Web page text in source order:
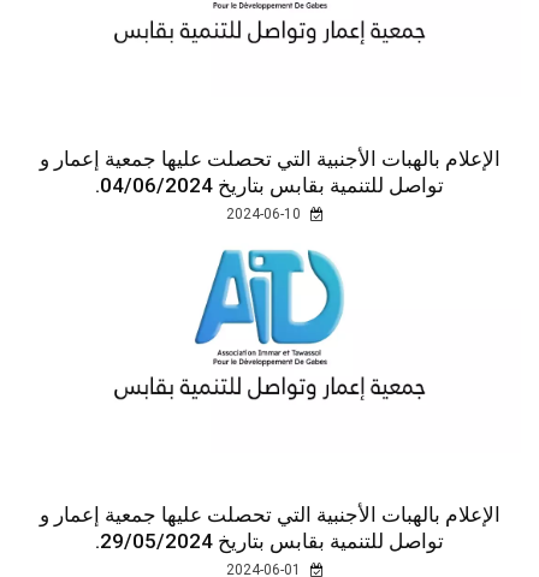
الإعلام بالهبات الأجنبية التي تحصلت عليها جمعية إعمار و
تواصل للتنمية بقابس بتاريخ 04/06/2024.
الإعلام بالهبات الأجنبية التي تحصلت عليها جمعية إعمار و
تواصل للتنمية بقابس بتاريخ 29/05/2024.